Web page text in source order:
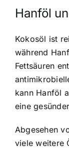
Hanföl
Kokosöl ist
während
Fettsäuren
kann Hanföl
eine
Abgesehen
viele weitere